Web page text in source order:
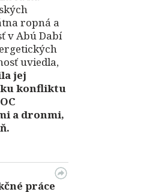
ropná a
v Abú Dabí
uviedla,
jej
konfliktu
a dronmi,
práce